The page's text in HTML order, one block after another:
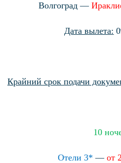
Волгоград —
Дата вылета:
Крайний срок подачи
10
Отели 3* —от